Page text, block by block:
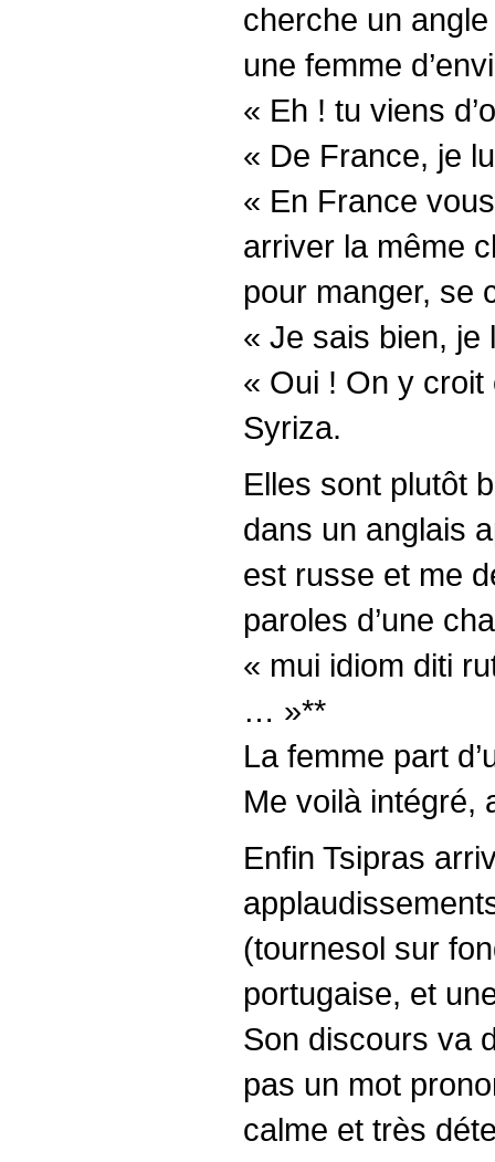
cherche un
une femme
« Eh ! tu viens
« De France, je
« En France
arriver la même
pour manger, se
« Je sais bien, je
« Oui ! On y
Syriza.
Elles sont plutôt
dans un anglais
est russe et me
paroles d’une
« mui idiom diti
… »**
La femme part
Me voilà intégré,
Enfin Tsipras
(tournesol sur
portugaise, et
Son discours va
pas un mot
calme et très